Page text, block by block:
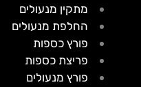
מתקין מנעולים
החלפת מנעולים
פורץ כספות
פריצת כספות
פורץ מנעולים